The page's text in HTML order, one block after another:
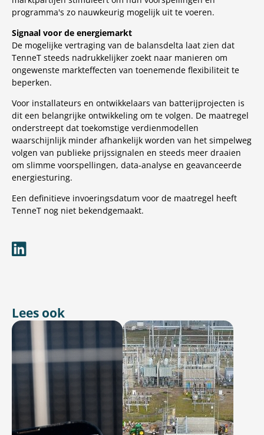
programma's zo nauwkeurig mogelijk uit te voeren.
Signaal voor de energiemarkt
De mogelijke vertraging van de balansdelta laat zien dat
TenneT steeds nadrukkelijker zoekt naar manieren om
ongewenste markteffecten van toenemende flexibiliteit te
beperken.
Voor installateurs en ontwikkelaars van batterijprojecten is
dit een belangrijke ontwikkeling om te volgen. De maatregel
onderstreept dat toekomstige verdienmodellen
waarschijnlijk minder afhankelijk worden van het simpelweg
volgen van publieke prijssignalen en steeds meer draaien
om slimme voorspellingen, data-analyse en geavanceerde
energiesturing.
Een definitieve invoeringsdatum voor de maatregel heeft
TenneT nog niet bekendgemaakt.
Lees ook